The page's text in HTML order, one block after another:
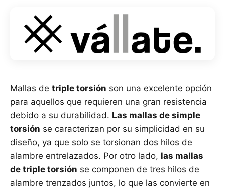
Mallas de triple torsión son una excelente opción
para aquellos que requieren una gran resistencia
debido a su durabilidad. Las mallas de simple
torsión se caracterizan por su simplicidad en su
diseño, ya que solo se torsionan dos hilos de
alambre entrelazados. Por otro lado, las mallas
de triple torsión se componen de tres hilos de
alambre trenzados juntos, lo que las convierte en